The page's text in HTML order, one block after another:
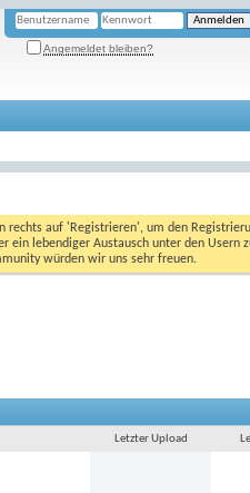
Angemeldet bleiben?
rechts auf 'Registrieren', um den
ein lebendiger Austausch unter den Usern
würden wir uns sehr freuen.
Letzter Upload